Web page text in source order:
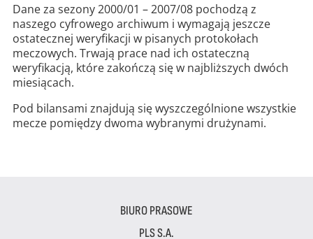
Dane za sezony 2000/01 – 2007/08 pochodzą z
naszego cyfrowego archiwum i wymagają jeszcze
ostatecznej weryfikacji w pisanych protokołach
meczowych. Trwają prace nad ich ostateczną
weryfikacją, które zakończą się w najbliższych dwóch
miesiącach.
Pod bilansami znajdują się wyszczególnione wszystkie
mecze pomiędzy dwoma wybranymi drużynami.
BIURO PRASOWE
PLS S.A.